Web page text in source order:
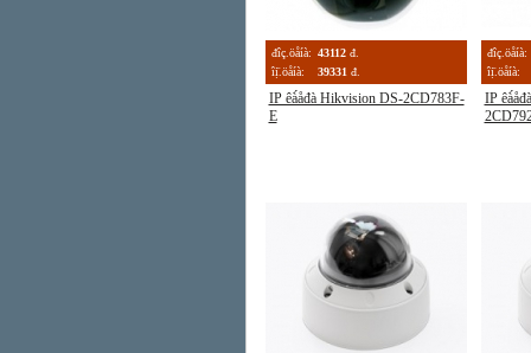
đîç.öåíà: 43112 đ.
îị̈.öåíà:
39331 đ.
IP êà́åđà Hikvision DS-2CD783F-
E
đîç.öåíà:
îị̈.öåíà:
IP